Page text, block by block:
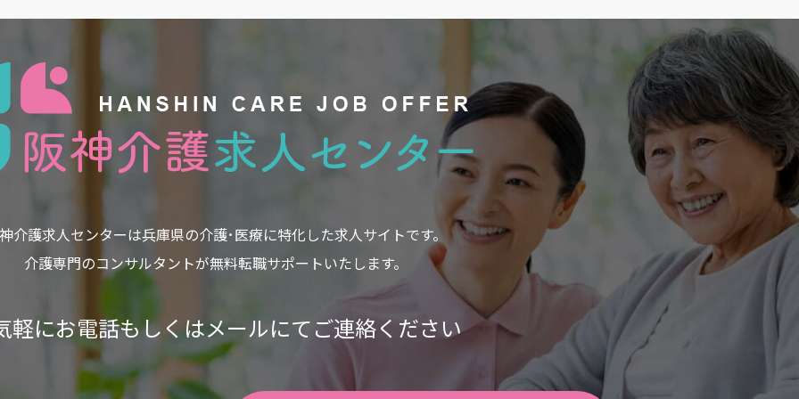
介護求人センターは兵庫県の介護･医療に特化した求人サイトです。
介護専門のコンサルタントが無料転職サポートいたします。
軽にお電話もしくはメールにてご連絡ください